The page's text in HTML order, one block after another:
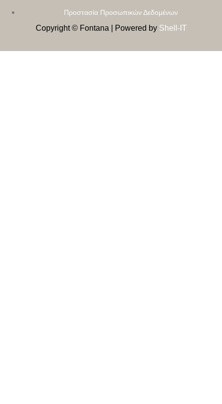
Προστασία Προσωπικών Δεδομένων
Copyright © Fontana | Powered by Shell-IT